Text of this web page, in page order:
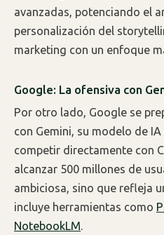
avanzadas, potenciando el
personalización del
marketing con un enfoque
Google: La ofensiva con
Por otro lado, Google se
con Gemini, su modelo de
competir directamente con
alcanzar 500 millones de
ambiciosa, sino que refleja
incluye herramientas como
NotebookLM.